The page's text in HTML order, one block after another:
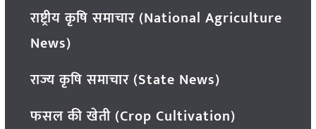
राष्ट्रीय कृषि समाचार (National Agriculture
News)
राज्य कृषि समाचार (State News)
फसल की खेती (Crop Cultivation)